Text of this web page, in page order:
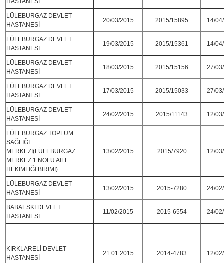
HASTANESİ
LÜLEBURGAZ DEVLET
HASTANESİ
20/03/2015 2015/15895 14/
LÜLEBURGAZ DEVLET
HASTANESİ
19/03/2015 2015/15361 14/
LÜLEBURGAZ DEVLET
HASTANESİ
18/03/2015 2015/15156 27/
LÜLEBURGAZ DEVLET
HASTANESİ
17/03/2015 2015/15033 27/
LÜLEBURGAZ DEVLET
HASTANESİ
24/02/2015 2015/11143 12/
LÜLEBURGAZ TOPLUM
SAĞLIĞI
MERKEZİ(LÜLEBURGAZ
MERKEZ 1 NOLU AİLE
HEKİMLİĞİ BİRİMİ)
13/02/2015 2015/7920 12/
LÜLEBURGAZ DEVLET
HASTANESİ
13/02/2015 2015-7280 24/
BABAESKİ DEVLET
HASTANESİ
11/02/2015 2015-6554 24/
KIRKLARELİ DEVLET
HASTANESİ
21.01.2015 2014-4783 12/